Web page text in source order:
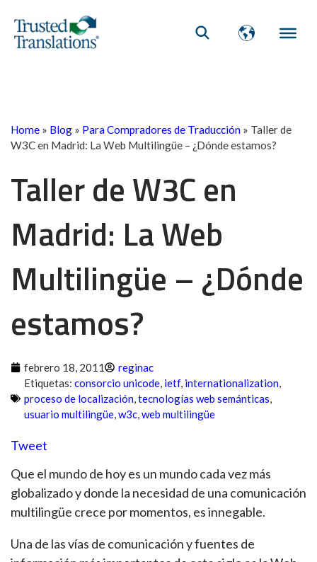
Home » Blog » Para Compradores de Traducción » Taller de
W3C en Madrid: La Web Multilingüe – ¿Dónde estamos?
Taller de W3C en
Madrid: La Web
Multilingüe – ¿Dónde
estamos?
febrero 18, 2011
reginac
Etiquetas: consorcio unicode, ietf, internationalization,
proceso de localización,tecnologías web semánticas,
usuario multilingüe,w3c,web multilingüe
Tweet
Que el mundo de hoy es un mundo cada vez más
globalizado y donde la necesidad de una comunicación
multilingüe crece por momentos, es innegable.
Una de las vías de comunicación y fuentes de